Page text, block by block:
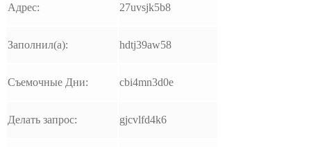
Адрес: 27uvsjk5b8
Заполнил(а): hdtj39aw58
Съемочные Дни: cbi4mn3d0e
Делать запрос: gjcvlfd4k6